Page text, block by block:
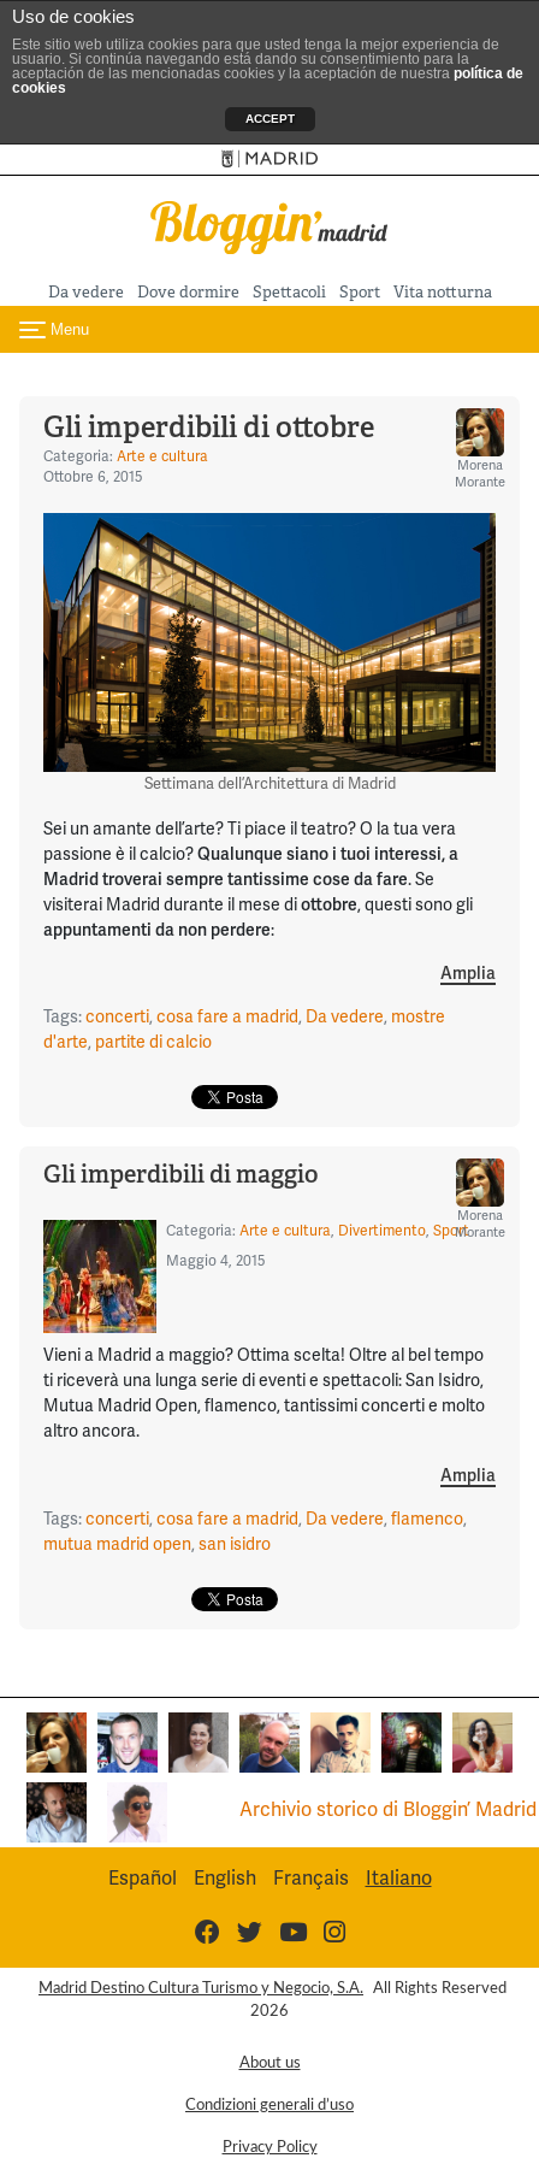
Uso de cookies
Este sitio web utiliza cookies para que usted tenga la mejor experiencia de
usuario. Si continúa navegando está dando su consentimiento para la
aceptación de las mencionadas cookies y la aceptación de nuestra política de
cookies
ACCEPT
Vai al contenuto principale
Da vedere Dove dormire Spettacoli Sport Vita notturna
Toggle navigation
Menu
Gli imperdibili di ottobre
Categoria: Arte e cultura
Ottobre 6, 2015
Morena
Morante
Settimana dell’Architettura di Madrid
Sei un amante dell’arte? Ti piace il teatro? O la tua vera
passione è il calcio?Qualunque siano i tuoi interessi, a
Madrid troverai sempre tantissime cose da fare. Se
visiterai Madrid durante il mese diottobre, questi sono gli
appuntamenti da non perdere:
Amplia
Tags:concerti, cosa fare a madrid, Da vedere, mostre
d'arte, partite di calcio
Gli imperdibili di maggio
Morena
Morante
Categoria: Arte e cultura, Divertimento, Sport
Maggio 4, 2015
Vieni a Madrid a maggio? Ottima scelta! Oltre al bel tempo
ti riceverà una lunga serie di eventi e spettacoli: San Isidro,
Mutua Madrid Open, flamenco, tantissimi concerti e molto
altro ancora.
Amplia
Tags:concerti, cosa fare a madrid, Da vedere, flamenco,
mutua madrid open, san isidro
Archivio storico di Bloggin’ Madrid
Español English Français Italiano
Madrid Destino Cultura Turismo y Negocio, S.A.
All Rights Reserved
2026
About us
Condizioni generali d’uso
Privacy Policy